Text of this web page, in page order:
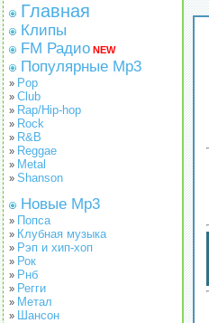
Главная
Клипы
FM Радио NEW
Популярные Mp3
» Pop
» Club
» Rap/Hip-hop
» Rock
» R&B
» Reggae
» Metal
» Shanson
Новые Mp3
» Попса
» Клубная музыка
» Рэп и хип-хоп
» Рок
» Рнб
» Регги
» Метал
» Шансон